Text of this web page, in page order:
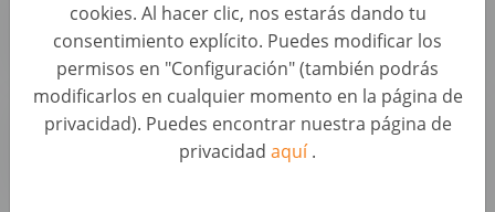
cookies. Al hacer clic, nos estarás dando tu
consentimiento explícito. Puedes modificar los
permisos en "Configuración" (también podrás
modificarlos en cualquier momento en la página de
privacidad). Puedes encontrar nuestra página de
privacidad aquí.
Ventas • Francia, Châtillon
Autohero
Commercial Vendeur VO Autohero (H/F)
Ventas • Francia, Seclin